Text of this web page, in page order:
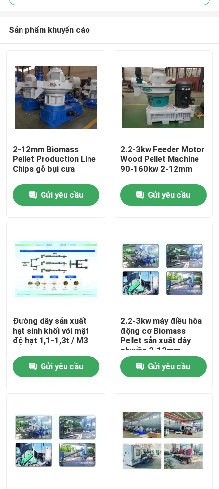
Nhà
video
Về chúng tôi
Chuyến tham quan nhà máy
Kiểm soát chất lượng
Tin tức
Yêu cầu Đặt giá
Sản phẩm khuyến cáo
2-12mm Biomass
Pellet Production Line
Chips gỗ bụi cưa
Gửi yêu cầu
2.2-3kw Feeder Motor
Wood Pellet Machine
90-160kw 2-12mm
Gửi yêu cầu
Đường dây sản xuất
hạt sinh khối với mật
độ hạt 1,1-1,3t / M3
Gửi yêu cầu
2.2-3kw máy điều hòa
động cơ Biomass
Pellet sản xuất dây
chuyền 2-12mm
Gửi yêu cầu